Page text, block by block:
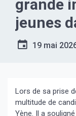
grande
jeunes
Yène.
19 mai
Lors de sa prise
multitude de
Yène. Il a